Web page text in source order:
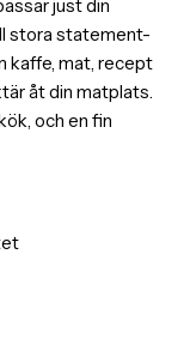
just din
stora statement-
kaffe, mat, recept
åt din matplats.
och en fin